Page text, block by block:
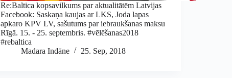
Re:Baltica kopsavilkums par aktualitātēm Latvijas
Facebook: Saskaņa kaujas ar LKS, Joda lapas
apkaro KPV LV, sašutums par iebraukšanas maksu
Rīgā. 15. - 25. septembris. #vēlēšanas2018
#rebaltica
Madara Indāne
25. Sep, 2018